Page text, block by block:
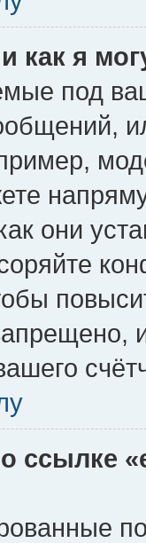
как я
под
они
ссылке